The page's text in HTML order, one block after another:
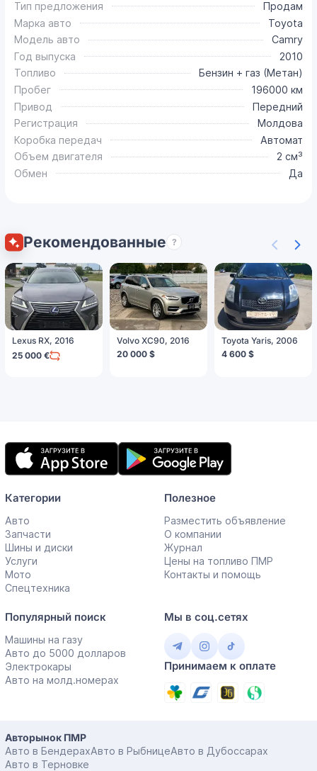
Тип предложения
Продам
Марка авто
Toyota
Модель авто
Camry
Год выпуска
2010
Топливо
Бензин + газ (Метан)
Пробег
196000 км
Привод
Передний
Регистрация
Молдова
Коробка передач
Автомат
Объем двигателя
2 см³
Обмен
Да
Рекомендованные ?
Lexus RX, 2016
25 000 €
Volvo XC90, 2016
20 000 $
Toyota Yaris, 2006
4 600 $
Мобильное
приложение
Категории
Авто
Запчасти
Шины и диски
Услуги
Мото
Спецтехника
Полезное
Разместить объявление
О компании
Журнал
Цены на топливо ПМР
Контакты и помощь
Популярный поиск
Машины на газу
Авто до 5000 долларов
Электрокары
Авто на молд.номерах
Мы в соц.сетях
Принимаем к оплате
Авторынок ПМР
Авто в БендерахАвто в РыбницеАвто в Дубоссарах
Авто в Терновке